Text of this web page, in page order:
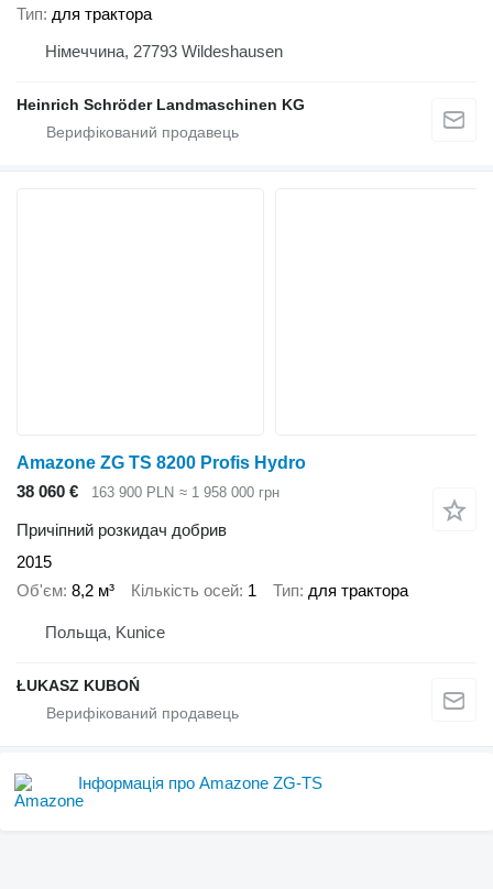
Тип для трактора
Німеччина, 27793 Wildeshausen
Heinrich Schröder Landmaschinen KG
Amazone ZG TS 8200 Profis Hydro
38 060 €
163 900 PLN ≈ 1 958 000 грн
Причіпний розкидач добрив
2015
Об'єм 8,2 м³ Кількість осей 1 Тип для трактора
Польща, Kunice
ŁUKASZ KUBOŃ
Інформація про Amazone ZG-TS